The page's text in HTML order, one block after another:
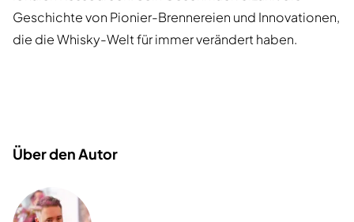
Geschichte von Pionier-Brennereien und Innovationen,
die die Whisky-Welt für immer verändert haben.
Über den Autor